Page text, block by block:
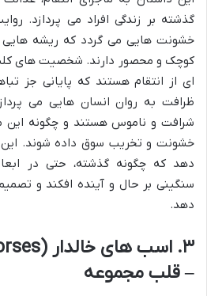
گذشته بر زندگی افراد می پردازد.
خشونت هایی می گردد که ریشه
کوچک و محصور دارند. شخصیت های
ای از انتقام هستند که پایانی جز
ظرافت به روان انسان هایی می
شرافت و ناموس هستند و چگونه این
خشونت و تخریب سوق داده شوند.
دهد که چگونه گذشته، حتی در
سنگینی بر حال و آینده افکند و
دهد.
– قلب مجموعه